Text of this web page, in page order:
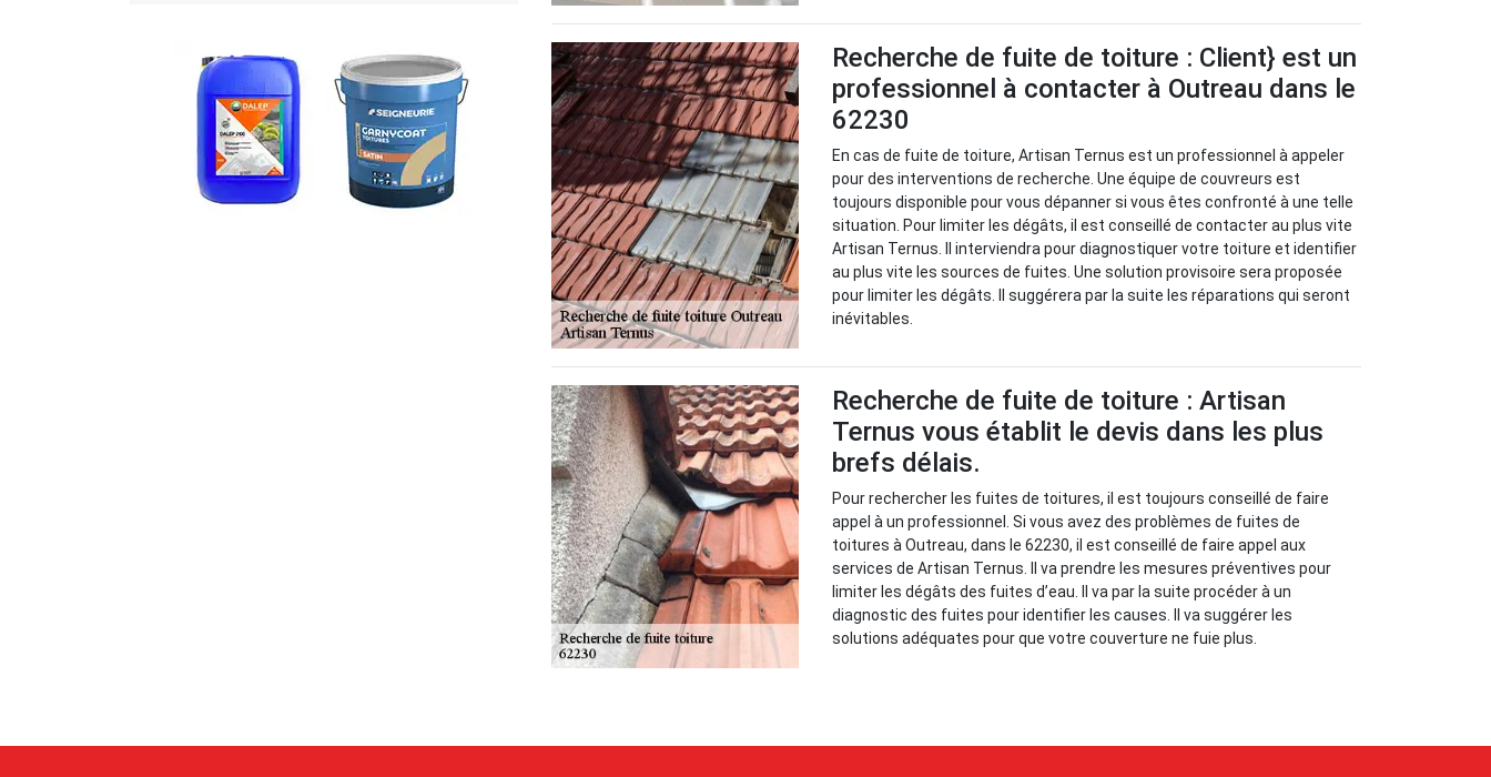
Recherche de fuite de toiture : Client} est un
professionnel à contacter à Outreau dans le
62230
En cas de fuite de toiture, Artisan Ternus est un professionnel à appeler
pour des interventions de recherche. Une équipe de couvreurs est
toujours disponible pour vous dépanner si vous êtes confronté à une telle
situation. Pour limiter les dégâts, il est conseillé de contacter au plus vite
Artisan Ternus. Il interviendra pour diagnostiquer votre toiture et identifier
au plus vite les sources de fuites. Une solution provisoire sera proposée
pour limiter les dégâts. Il suggérera par la suite les réparations qui seront
inévitables.
Recherche de fuite de toiture : Artisan
Ternus vous établit le devis dans les plus
brefs délais.
Pour rechercher les fuites de toitures, il est toujours conseillé de faire
appel à un professionnel. Si vous avez des problèmes de fuites de
toitures à Outreau, dans le 62230, il est conseillé de faire appel aux
services de Artisan Ternus. Il va prendre les mesures préventives pour
limiter les dégâts des fuites d’eau. Il va par la suite procéder à un
diagnostic des fuites pour identifier les causes. Il va suggérer les
solutions adéquates pour que votre couverture ne fuie plus.